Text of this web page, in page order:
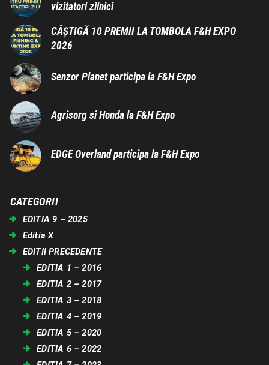
vizitatori zilnici
CÂȘTIGĂ 10 PREMII LA TOMBOLA F&H EXPO
2026
Senzor Planet participa la F&H Expo
Agrisorg si Honda la F&H Expo
EDGE Overland participa la F&H Expo
CATEGORII
EDITIA 9 – 2025
Editia X
EDITII PRECEDENTE
EDITIA 1 – 2016
EDITIA 2 – 2017
EDITIA 3 – 2018
EDITIA 4 – 2019
EDITIA 5 – 2020
EDITIA 6 – 2022